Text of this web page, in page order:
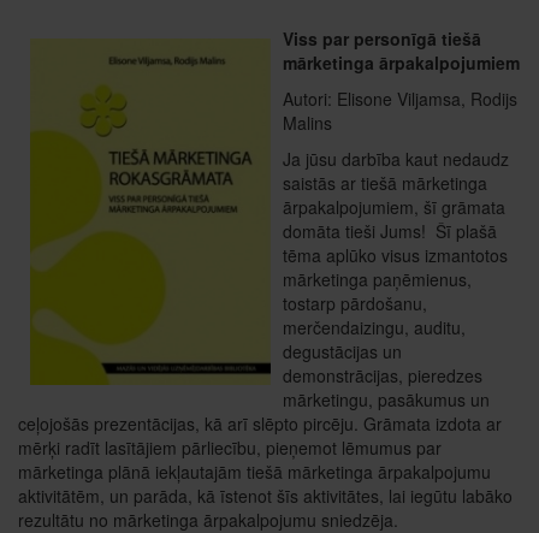
Viss par personīgā tiešā
mārketinga ārpakalpojumiem
Autori: Elisone Viljamsa, Rodijs
Malins
Ja jūsu darbība kaut nedaudz
saistās ar tiešā mārketinga
ārpakalpojumiem, šī grāmata
domāta tieši Jums! Šī plašā
tēma aplūko visus izmantotos
mārketinga paņēmienus,
tostarp pārdošanu,
merčendaizingu, auditu,
degustācijas un
demonstrācijas, pieredzes
mārketingu, pasākumus un
ceļojošās prezentācijas, kā arī slēpto pircēju. Grāmata izdota ar
mērķi radīt lasītājiem pārliecību, pieņemot lēmumus par
mārketinga plānā iekļautajām tiešā mārketinga ārpakalpojumu
aktivitātēm, un parāda, kā īstenot šīs aktivitātes, lai iegūtu labāko
rezultātu no mārketinga ārpakalpojumu sniedzēja.